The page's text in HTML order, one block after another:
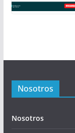
Nosotros
Nosotros